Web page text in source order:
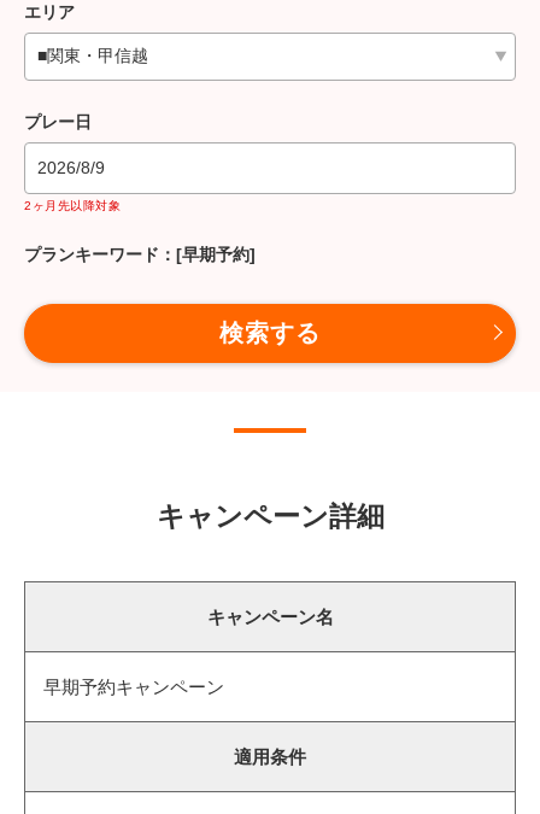
エリア
プレー日
2026/8/9
キーワード
キャンペーン詳細
キャンペーン名
早期予約キャンペーン
適用条件